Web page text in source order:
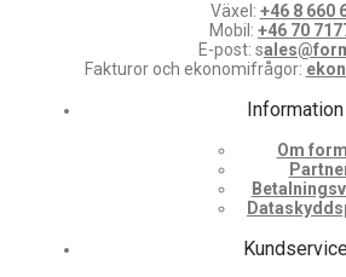
Växel: +46 8 660
Mobil: +46 70
E-post: s
Fakturor och ekonomifrågor:
Information
Om